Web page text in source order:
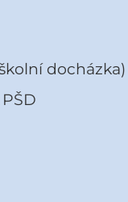
docházka)